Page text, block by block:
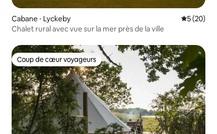
Cabane ⋅ Lyckeby
5 (20)
Chalet rural avec vue sur la mer près de la ville
Coup de cœur voyageurs
Coup de cœur voyageurs